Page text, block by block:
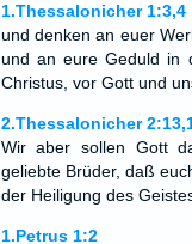
1.Thessalonicher 1:3,4
und denken an euer
und an eure Geduld in
Christus, vor Gott und
2.Thessalonicher
Wir aber sollen Gott
geliebte Brüder, daß
der Heiligung des
1.Petrus 1:2